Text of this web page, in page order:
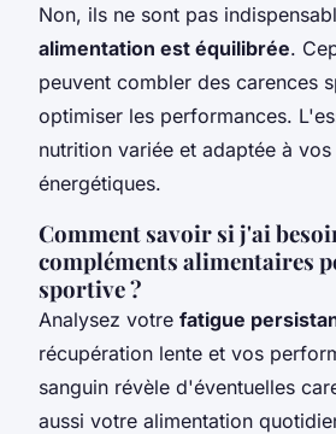
Non, ils ne sont pas
alimentation est équilibrée.
peuvent combler des carences
optimiser les performances.
nutrition variée et adaptée à
énergétiques.
Comment savoir si j'ai
compléments alimentaires
sportive ?
Analysez votre fatigue
récupération lente et vos
sanguin révèle d'éventuelles
aussi votre alimentation